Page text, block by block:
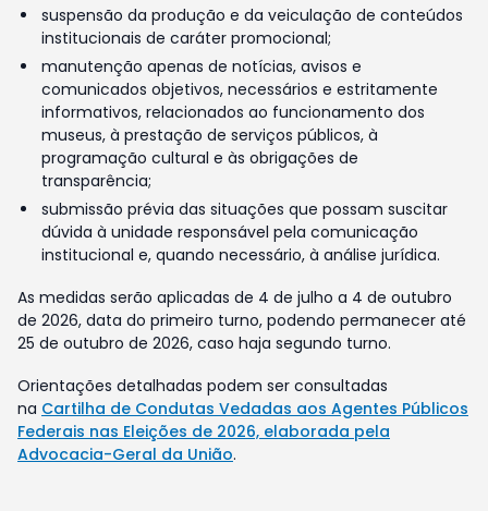
suspensão da produção e da veiculação de conteúdos
institucionais de caráter promocional;
manutenção apenas de notícias, avisos e
comunicados objetivos, necessários e estritamente
informativos, relacionados ao funcionamento dos
museus, à prestação de serviços públicos, à
programação cultural e às obrigações de
transparência;
submissão prévia das situações que possam suscitar
dúvida à unidade responsável pela comunicação
institucional e, quando necessário, à análise jurídica.
As medidas serão aplicadas de 4 de julho a 4 de outubro
de 2026, data do primeiro turno, podendo permanecer até
25 de outubro de 2026, caso haja segundo turno.
Orientações detalhadas podem ser consultadas
na Cartilha de Condutas Vedadas aos Agentes Públicos
Federais nas Eleições de 2026, elaborada pela
Advocacia-Geral da União.